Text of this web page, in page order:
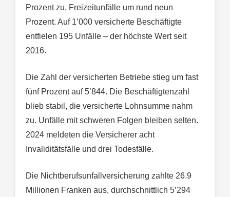
Prozent zu, Freizeitunfälle um rund neun
Prozent. Auf 1’000 versicherte Beschäftigte
entfielen 195 Unfälle – der höchste Wert seit
2016.
Die Zahl der versicherten Betriebe stieg um fast
fünf Prozent auf 5’844. Die Beschäftigtenzahl
blieb stabil, die versicherte Lohnsumme nahm
zu. Unfälle mit schweren Folgen bleiben selten.
2024 meldeten die Versicherer acht
Invaliditätsfälle und drei Todesfälle.
Die Nichtberufsunfallversicherung zahlte 26.9
Millionen Franken aus, durchschnittlich 5’294